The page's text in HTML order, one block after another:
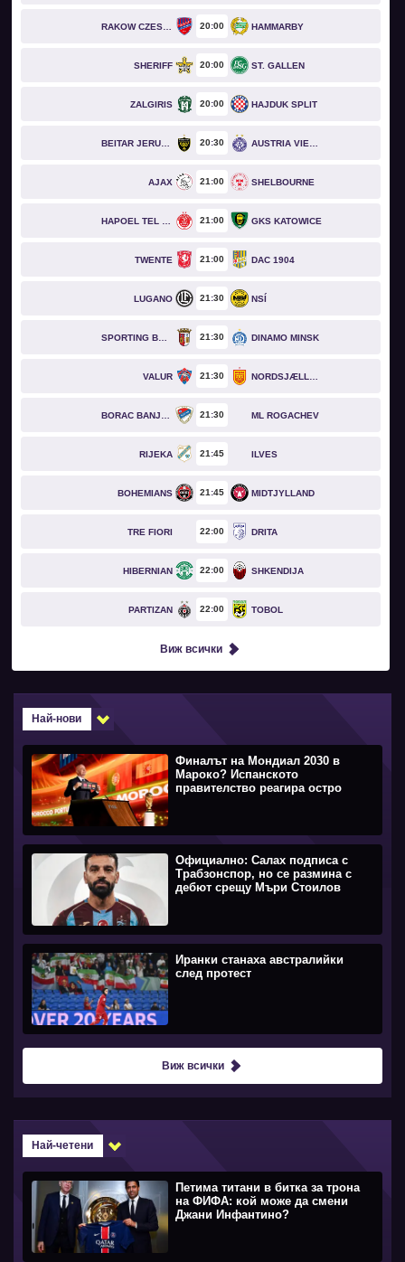
RAKOW CZESTOCHOWA 20 00 HAMMARBY
SHERIFF 20 00 ST. GALLEN
ZALGIRIS 20 00 HAJDUK SPLIT
BEITAR JERUSALEM 20 30
AJAX 21 00 SHELBOURNE
21 00 GKS KATOWICE
TWENTE 21 00 DAC 1904
LUGANO 21 30 NSÍ
SPORTING BRAGA 21 30 DINAMO MINSK
VALUR 21 30
21 30 ML ROGACHEV
RIJEKA 21 45 ILVES
BOHEMIANS 21 45 MIDTJYLLAND
TRE FIORI 22 00 DRITA
HIBERNIAN 22 00 SHKENDIJA
PARTIZAN 22 00 TOBOL
Виж всички
Най-нови
Финалът на Мондиал 2030 в
Мароко? Испанското
правителство реагира остро
Официално: Салах подписа с
Трабзонспор, но се размина с
дебют срещу Мъри Стоилов
Иранки станаха австралийки
след протест
Виж всички
Най-четени
Петима титани в битка за трона
на ФИФА: кой може да смени
Джани Инфантино?